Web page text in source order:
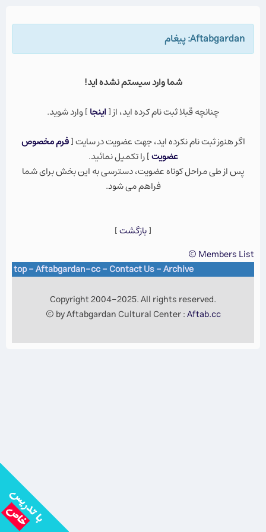
Aftabgardan: پيغام
شما وارد سيستم نشده ايد!
چنانچه قبلا ثبت نام كرده ايد، از [اينجا] وارد شويد.
اگر هنوز ثبت نام نكرده ايد، جهت عضویت در سایت [فرم مخصوص
عضویت] را تکمیل نمائید.
پس از طی مراحل کوتاه عضویت، دسترسی به این بخش برای شما
فراهم می شود.
[بازگشت]
Members List ©
top-Aftabgardan-cc-Contact Us -Archive
Copyright 2004-2025. All rights reserved.
© by Aftabgardan Cultural Center :Aftab.cc